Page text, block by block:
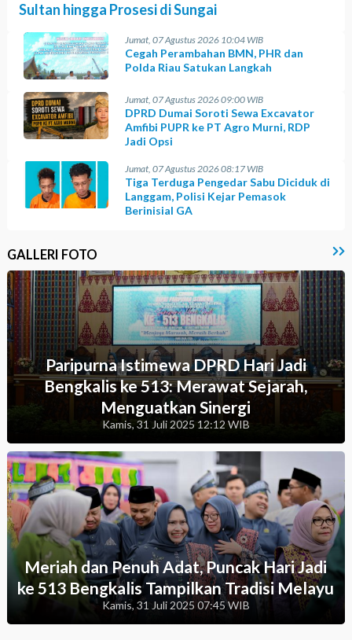
Sultan hingga Prosesi di Sungai
Jumat, 07 Agustus 2026 10:04 WIB
Cegah Perambahan BMN, PHR dan
Polda Riau Satukan Langkah
Jumat, 07 Agustus 2026 09:00 WIB
DPRD Dumai Soroti Sewa Excavator
Amfibi PUPR ke PT Agro Murni, RDP
Jadi Opsi
Jumat, 07 Agustus 2026 08:17 WIB
Tiga Terduga Pengedar Sabu Diciduk di
Langgam, Polisi Kejar Pemasok
Berinisial GA
GALLERI FOTO
Paripurna Istimewa DPRD Hari Jadi
Bengkalis ke 513: Merawat Sejarah,
Menguatkan Sinergi
Kamis, 31 Juli 2025 12:12 WIB
Meriah dan Penuh Adat, Puncak Hari Jadi
ke 513 Bengkalis Tampilkan Tradisi Melayu
Kamis, 31 Juli 2025 07:45 WIB